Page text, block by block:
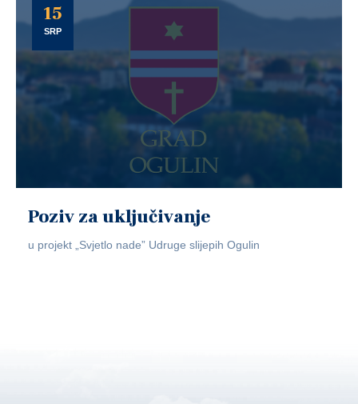
15
SRP
Poziv za uključivanje
u projekt „Svjetlo nade” Udruge slijepih Ogulin